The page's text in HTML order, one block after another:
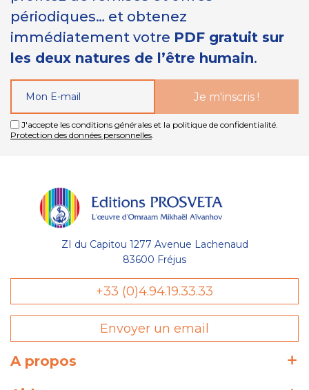
périodiques… et obtenez
immédiatement votre PDF gratuit sur
les deux natures de l’être humain.
J'accepte les conditions générales et la politique de confidentialité.
Protection des données personnelles.
ZI du Capitou 1277 Avenue Lachenaud
83600 Fréjus
+33 (0)4.94.19.33.33
Envoyer un email
A propos